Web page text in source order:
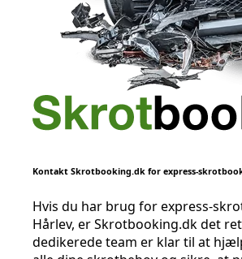
Kontakt Skrotbooking.dk for express-
Hvis du har brug for express-
Hårlev, er Skrotbooking.dk det
dedikerede team er klar til at